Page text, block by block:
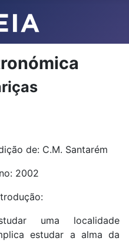
de: C.M. Santarém
2002
uma localidade
estudar a alma da